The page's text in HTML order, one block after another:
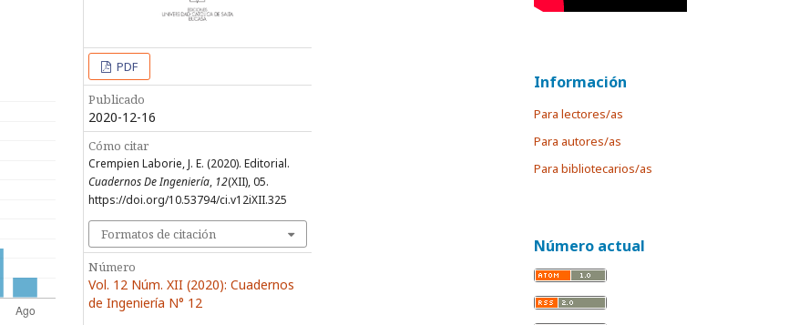
PDF
Publicado
2020-12-16
Cómo citar
Crempien Laborie, J. E. (2020). Editorial.
Cuadernos De Ingeniería, 12(XII), 05.
https://doi.org/10.53794/ci.v12iXII.325
Formatos de citación
Número
Vol. 12 Núm. XII (2020): Cuadernos
de Ingeniería N° 12
Información
Para lectores/as
Para autores/as
Para bibliotecarios/as
Número actual